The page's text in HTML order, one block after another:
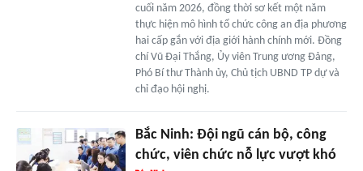
cuối năm 2026, đồng thời sơ kết một năm
thực hiện mô hình tổ chức công an địa phương
hai cấp gắn với địa giới hành chính mới. Đồng
chí Vũ Đại Thắng, Ủy viên Trung ương Đảng,
Phó Bí thư Thành ủy, Chủ tịch UBND TP dự và
chỉ đạo hội nghị.
Bắc Ninh: Đội ngũ cán bộ, công
chức, viên chức nỗ lực vượt khó